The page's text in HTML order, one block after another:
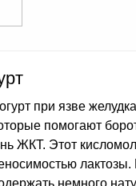
при язве
помогают
ЖКТ. Этот
лактозы.
немного